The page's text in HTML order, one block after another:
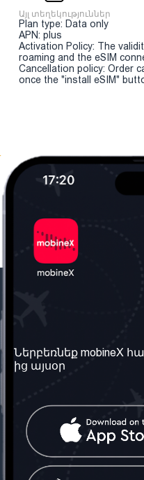
Այլ տեղեկություններ
Plan type: Data only
APN: plus
Activation Policy: The
roaming and the eSIM
Cancellation policy: Order
once the "install eSIM"
Մեր մասին
Մեր ծառայությունները
Կապ մեզ հետ
Միացյալ
Ներբեռնեք mobineX
ից այսօր